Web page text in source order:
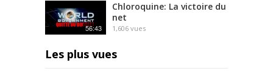
56:43
Chloroquine: La victoire du
net
1,606 vues
Les plus vues